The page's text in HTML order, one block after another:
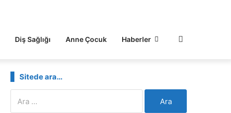
Diş Sağlığı Anne Çocuk Haberler
Sitede ara…